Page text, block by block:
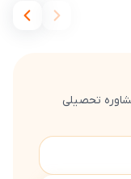
تحصیلی